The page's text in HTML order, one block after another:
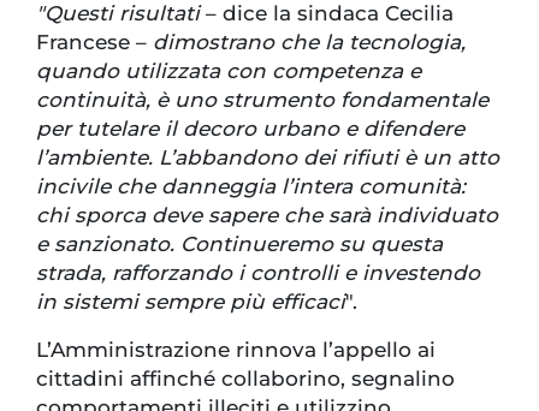
"Questi risultati– dice la sindaca Cecilia
Francese – dimostrano che la tecnologia,
quando utilizzata con competenza e
continuità, è uno strumento fondamentale
per tutelare il decoro urbano e difendere
l’ambiente. L’abbandono dei rifiuti è un atto
incivile che danneggia l’intera comunità:
chi sporca deve sapere che sarà individuato
e sanzionato. Continueremo su questa
strada, rafforzando i controlli e investendo
in sistemi sempre più efficaci".
L’Amministrazione rinnova l’appello ai
cittadini affinché collaborino, segnalino